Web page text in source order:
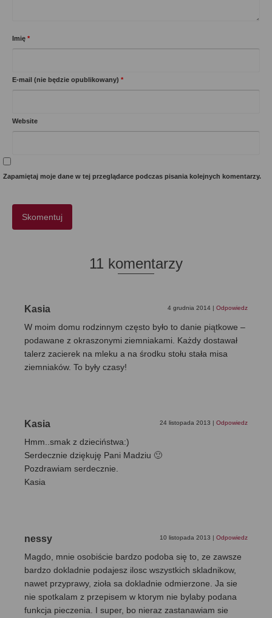
Imię *
E-mail (nie będzie opublikowany) *
Website
Zapamiętaj moje dane w tej przeglądarce podczas pisania kolejnych komentarzy.
11 komentarzy
Kasia 4 grudnia 2014 Odpowiedz
W moim domu rodzinnym często było to danie piątkowe –
podawane z okraszonymi ziemniakami. Każdy dostawał
talerz zacierek na mleku a na środku stołu stała misa
ziemniaków. To były czasy!
Kasia 24 listopada 2013 Odpowiedz
Hmm..smak z dzieciństwa:)
Serdecznie dziękuję Pani Madziu 🙂
Pozdrawiam serdecznie.
Kasia
nessy 10 listopada 2013 Odpowiedz
Magdo, mnie osobiście bardzo podoba się to, ze zawsze
bardzo dokladnie podajesz ilosc wszystkich skladnikow,
nawet przyprawy, zioła sa dokladnie odmierzone. Ja sie
nie spotkalam z przepisem w ktorym nie bylaby podana
funkcja pieczenia. I super, bo nieraz zastanawiam sie